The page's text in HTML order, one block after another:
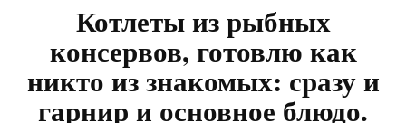
Котлеты из рыбных
консервов, готовлю как
никто из знакомых: сразу и
гарнир и основное блюдо.